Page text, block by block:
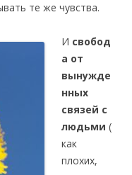
те же чувства.
И свобод
а от
вынужде
нных
связей с
людьми (
как
плохих,